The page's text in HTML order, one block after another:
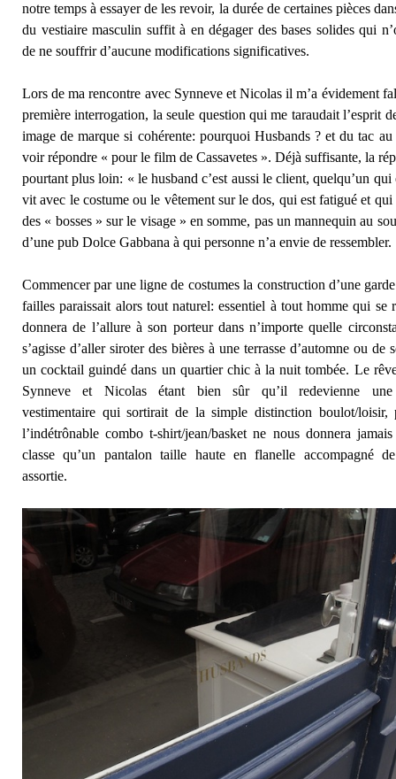
notre temps à essayer de les revoir, la durée de certaines pièces
du vestiaire masculin suffit à en dégager des bases solides qui
de ne souffrir d’aucune modifications significatives.
Lors de ma rencontre avec Synneve et Nicolas il m’a évidement
première interrogation, la seule question qui me taraudait l’esprit
image de marque si cohérente: pourquoi Husbands ? et du tac au
voir répondre « pour le film de Cassavetes ». Déjà suffisante, la
pourtant plus loin: « le husband c’est aussi le client, quelqu’un qui
vit avec le costume ou le vêtement sur le dos, qui est fatigué et
des « bosses » sur le visage » en somme, pas un mannequin au
d’une pub Dolce Gabbana à qui personne n’a envie de ressembler.
Commencer par une ligne de costumes la construction d’une
failles paraissait alors tout naturel: essentiel à tout homme qui se
donnera de l’allure à son porteur dans n’importe quelle
s’agisse d’aller siroter des bières à une terrasse d’automne ou de
un cocktail guindé dans un quartier chic à la nuit tombée. Le
Synneve et Nicolas étant bien sûr qu’il redevienne une
vestimentaire qui sortirait de la simple distinction boulot/loisir,
l’indétrônable combo t-shirt/jean/basket ne nous donnera
classe qu’un pantalon taille haute en flanelle accompagné
assortie.